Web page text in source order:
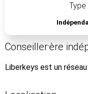
Conseiller⸱ère
Liberkeys est un